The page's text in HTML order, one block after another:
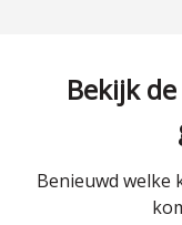
Bekijk
Benieuwd welke